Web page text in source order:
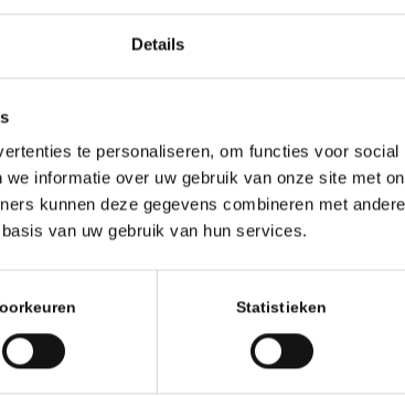
Details
te personaliseren, om functies voor
informatie over uw gebruik van onze site met
kunnen deze gegevens combineren met
van uw gebruik van hun services.
Statistieken